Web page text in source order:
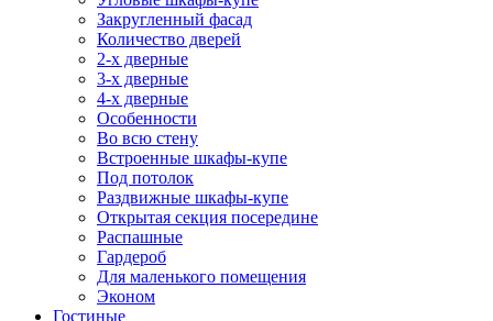
Закругленный фасад
Количество дверей
2-х дверные
3-х дверные
4-х дверные
Особенности
Во всю стену
Встроенные шкафы-купе
Под потолок
Раздвижные шкафы-купе
Открытая секция посередине
Распашные
Гардероб
Для маленького помещения
Эконом
Гостиные